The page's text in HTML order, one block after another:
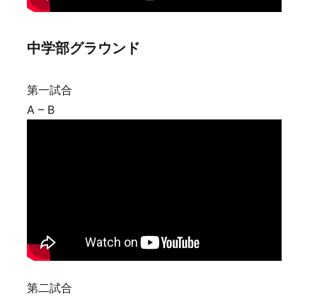
中学部グラウンド
第一試合
A – B
第二試合